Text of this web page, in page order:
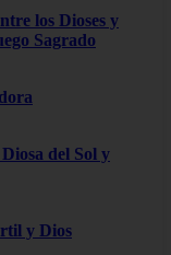
los Dioses y
Sagrado
del Sol y
y Dios